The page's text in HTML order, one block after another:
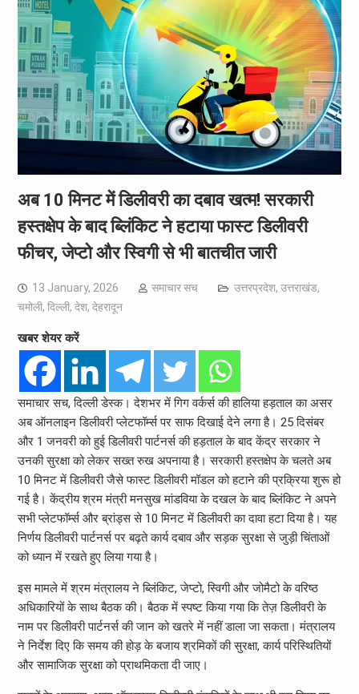
अब 10 मिनट में डिलीवरी का दबाव खत्म! सरकारी
हस्तक्षेप के बाद ब्लिंकिट ने हटाया फास्ट डिलीवरी
फीचर, जेप्टो और स्विगी से भी बातचीत जारी
13 January, 2026 समाचार सच उत्तरप्रदेश, उत्तराखंड,
चमोली, दिल्ली, देश, देहरादून
खबर शेयर करें
समाचार सच, दिल्ली डेस्क। देशभर में गिग वर्कर्स की हालिया हड़ताल का असर
अब ऑनलाइन डिलीवरी प्लेटफॉर्म्स पर साफ दिखाई देने लगा है। 25 दिसंबर
और 1 जनवरी को हुई डिलीवरी पार्टनर्स की हड़ताल के बाद केंद्र सरकार ने
उनकी सुरक्षा को लेकर सख्त रुख अपनाया है। सरकारी हस्तक्षेप के चलते अब
10 मिनट में डिलीवरी जैसे फास्ट डिलीवरी मॉडल को हटाने की प्रक्रिया शुरू हो
गई है। केंद्रीय श्रम मंत्री मनसुख मांडविया के दखल के बाद ब्लिंकिट ने अपने
सभी प्लेटफॉर्म्स और ब्रांड्स से 10 मिनट में डिलीवरी का दावा हटा दिया है। यह
निर्णय डिलीवरी पार्टनर्स पर बढ़ते कार्य दबाव और सड़क सुरक्षा से जुड़ी चिंताओं
को ध्यान में रखते हुए लिया गया है।
इस मामले में श्रम मंत्रालय ने ब्लिंकिट, जेप्टो, स्विगी और जोमैटो के वरिष्ठ
अधिकारियों के साथ बैठक की। बैठक में स्पष्ट किया गया कि तेज़ डिलीवरी के
नाम पर डिलीवरी पार्टनर्स की जान को खतरे में नहीं डाला जा सकता। मंत्रालय
ने निर्देश दिए कि समय की होड़ के बजाय श्रमिकों की सुरक्षा, कार्य परिस्थितियों
और सामाजिक सुरक्षा को प्राथमिकता दी जाए।